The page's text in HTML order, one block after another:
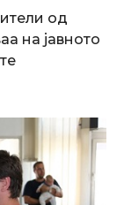
од
на јавното